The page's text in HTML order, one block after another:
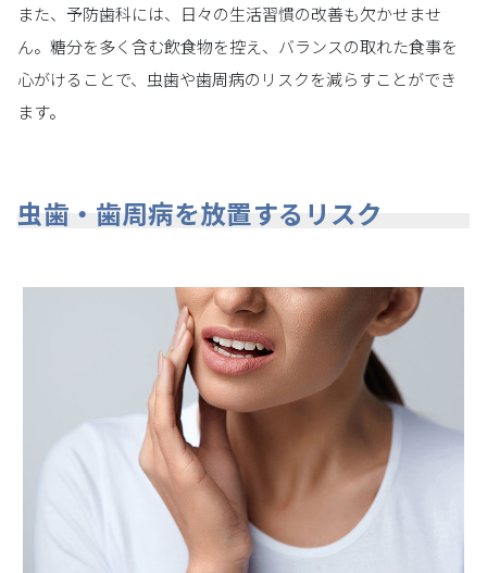
また、予防歯科には、日々の生活習慣の改善も欠かせませ
ん。糖分を多く含む飲食物を控え、バランスの取れた食事を
心がけることで、虫歯や歯周病のリスクを減らすことができ
ます。
虫歯・歯周病を放置するリスク